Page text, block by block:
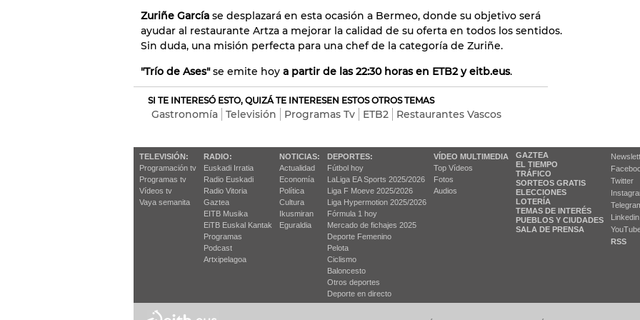
Zuriñe García se desplazará en esta ocasión a Bermeo, donde su objetivo será
ayudar al restaurante Artza a mejorar la calidad de su oferta en todos los sentidos.
Sin duda, una misión perfecta para una chef de la categoría de Zuriñe.
"Trío de Ases"se emite hoy a partir de las 22:30 horas en ETB2 y eitb.eus.
SI TE INTERESÓ ESTO, QUIZÁ TE INTERESEN ESTOS OTROS TEMAS
Gastronomía Televisión Programas Tv ETB2 Restaurantes Vascos
TELEVISIÓN:
Programación tv
Programas tv
Vídeos tv
Vaya semanita
RADIO:
Euskadi Irratia
Radio Euskadi
Radio Vitoria
Gaztea
EITB Musika
EiTB Euskal Kantak
Programas
Podcast
Artxipelagoa
NOTICIAS:
Actualidad
Economía
Política
Cultura
Ikusmiran
Eguraldia
DEPORTES:
Fútbol hoy
LaLiga EA Sports 2025/2026
Liga F Moeve 2025/2026
Liga Hypermotion 2025/2026
Fórmula 1 hoy
Mercado de fichajes 2025
Deporte Femenino
Pelota
Ciclismo
Baloncesto
Otros deportes
Deporte en directo
VÍDEO MULTIMEDIA
Top Vídeos
Fotos
Audios
GAZTEA
EL TIEMPO
TRÁFICO
SORTEOS GRATIS
ELECCIONES
LOTERÍA
TEMAS DE INTERÉS
PUEBLOS Y CIUDADES
SALA DE PRENSA
Twitter
Linkedin
RSS